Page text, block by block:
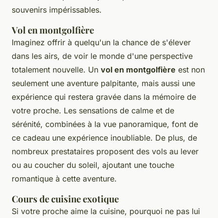
souvenirs impérissables.
Vol en montgolfière
Imaginez offrir à quelqu'un la chance de s'élever
dans les airs, de voir le monde d'une perspective
totalement nouvelle. Un vol en montgolfière est non
seulement une aventure palpitante, mais aussi une
expérience qui restera gravée dans la mémoire de
votre proche. Les sensations de calme et de
sérénité, combinées à la vue panoramique, font de
ce cadeau une expérience inoubliable. De plus, de
nombreux prestataires proposent des vols au lever
ou au coucher du soleil, ajoutant une touche
romantique à cette aventure.
Cours de cuisine exotique
Si votre proche aime la cuisine, pourquoi ne pas lui